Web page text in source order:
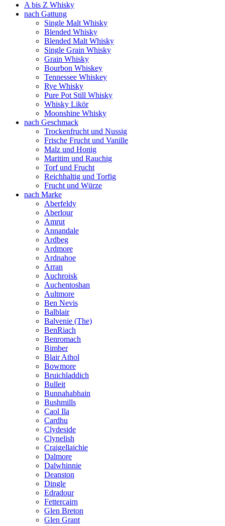
A bis Z Whisky
nach Gattung
Single Malt Whisky
Blended Whisky
Blended Malt Whisky
Single Grain Whisky
Grain Whisky
Bourbon Whiskey
Tennessee Whiskey
Rye Whisky
Pure Pot Still Whisky
Whisky Likör
Moonshine Whisky
nach Geschmack
Trockenfrucht und Nussig
Frische Frucht und Vanille
Malz und Honig
Maritim und Rauchig
Torf und Frucht
Reichhaltig und Torfig
Frucht und Würze
nach Marke
Aberfeldy
Aberlour
Amrut
Annandale
Ardbeg
Ardmore
Ardnahoe
Arran
Auchroisk
Auchentoshan
Aultmore
Ben Nevis
Balblair
Balvenie (The)
BenRiach
Benromach
Bimber
Blair Athol
Bowmore
Bruichladdich
Bulleit
Bunnahabhain
Bushmills
Caol Ila
Cardhu
Clydeside
Clynelish
Craigellaichie
Dalmore
Dalwhinnie
Deanston
Dingle
Edradour
Fettercairn
Glen Breton
Glen Grant